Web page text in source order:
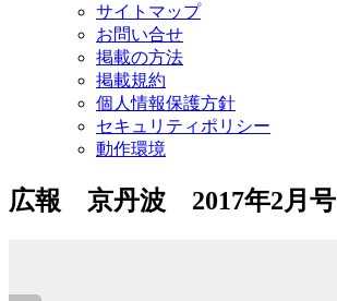
サイトマップ
お問い合せ
掲載の方法
掲載規約
個人情報保護方針
セキュリティポリシー
動作環境
広報 京丹波 2017年2月号